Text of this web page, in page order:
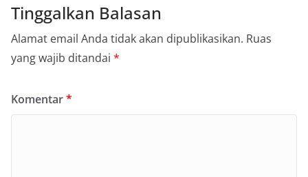
Tinggalkan Balasan
Alamat email Anda tidak akan dipublikasikan. Ruas
yang wajib ditandai *
Komentar*